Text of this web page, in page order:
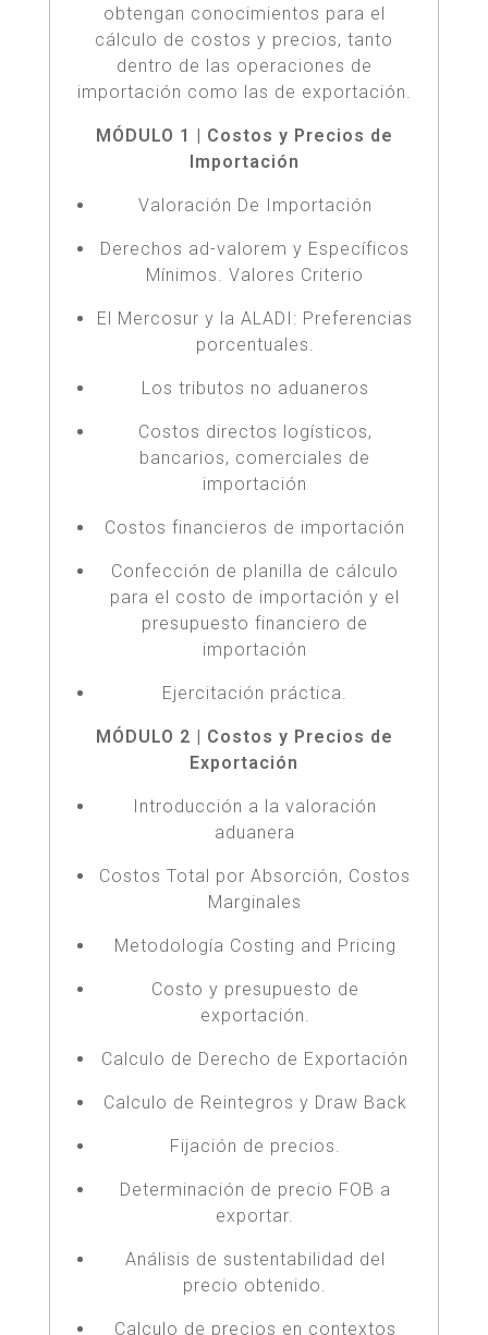
obtengan conocimientos para el
cálculo de costos y precios, tanto
dentro de las operaciones de
importación como las de exportación.
MÓDULO 1 | Costos y Precios de
Importación
Valoración De Importación
Derechos ad-valorem y Específicos
Mínimos. Valores Criterio
El Mercosur y la ALADI: Preferencias
porcentuales.
Los tributos no aduaneros
Costos directos logísticos,
bancarios, comerciales de
importación
Costos financieros de importación
Confección de planilla de cálculo
para el costo de importación y el
presupuesto financiero de
importación
Ejercitación práctica.
MÓDULO 2 | Costos y Precios de
Exportación
Introducción a la valoración
aduanera
Costos Total por Absorción, Costos
Marginales
Metodología Costing and Pricing
Costo y presupuesto de
exportación.
Calculo de Derecho de Exportación
Calculo de Reintegros y Draw Back
Fijación de precios.
Determinación de precio FOB a
exportar.
Análisis de sustentabilidad del
precio obtenido.
Calculo de precios en contextos